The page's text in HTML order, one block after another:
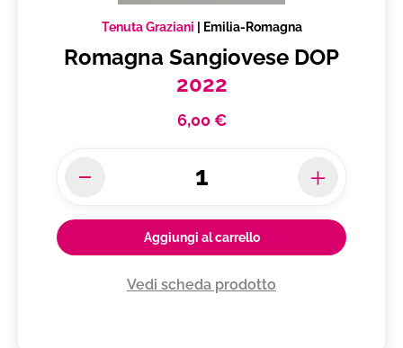
Tenuta Graziani Emilia-Romagna
Romagna Sangiovese DOP
2022
6,00 €
Aggiungi al carrello
Vedi scheda prodotto